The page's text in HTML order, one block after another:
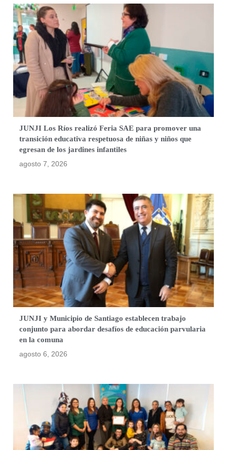
JUNJI Los Ríos realizó Feria SAE para promover una
transición educativa respetuosa de niñas y niños que
egresan de los jardines infantiles
agosto 7, 2026
JUNJI y Municipio de Santiago establecen trabajo
conjunto para abordar desafíos de educación parvularia
en la comuna
agosto 6, 2026